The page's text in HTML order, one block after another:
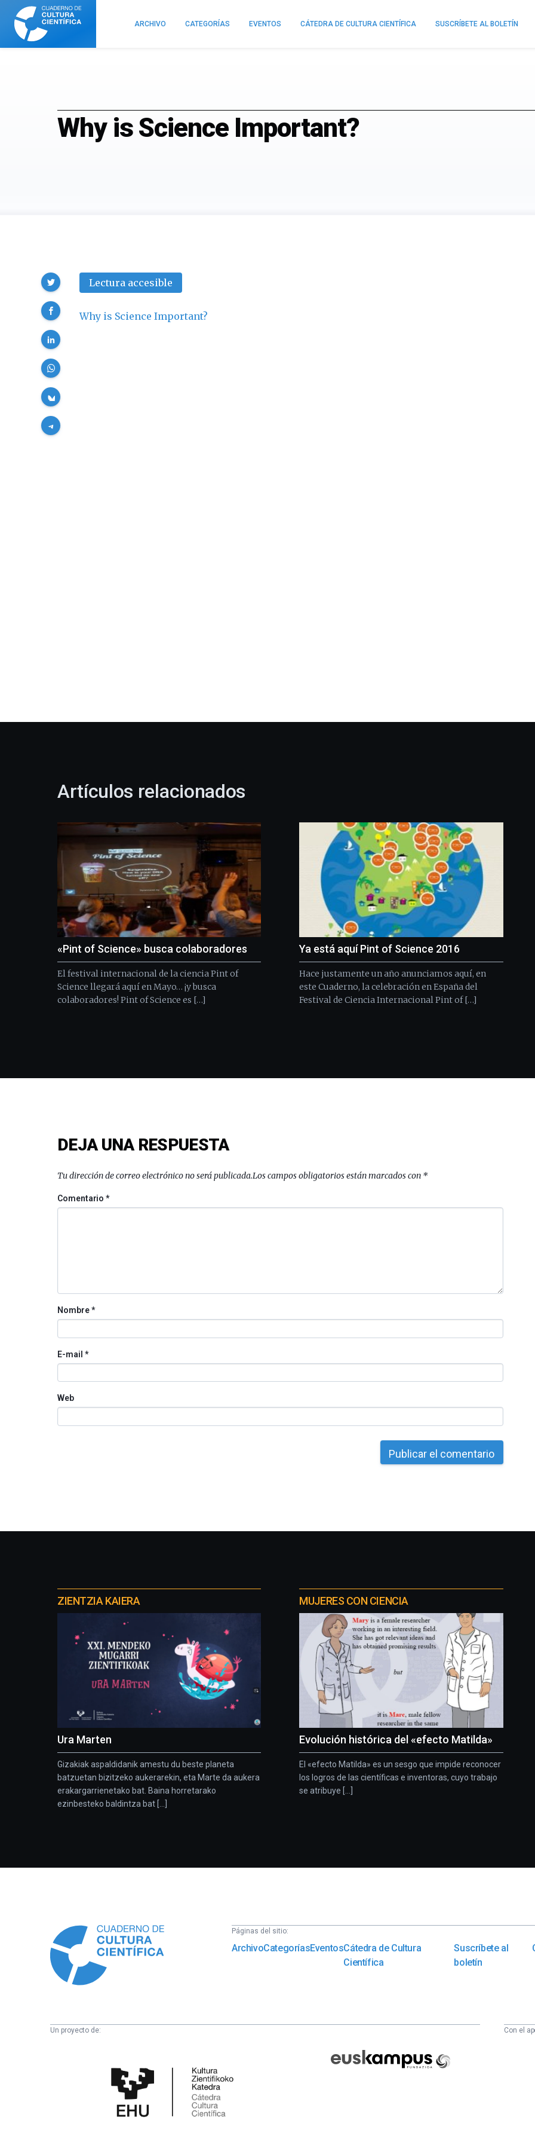
Cuaderno
Cultura
Científica
ARCHIVO CATEGORÍAS EVENTOS CÁTEDRA DE CULTURA CIENTÍFICA SUSCRÍBETE AL BOLETÍN
Why is Science Important?
Lectura accesible
Why is Science Important?
Compartir
Artículos relacionados
«Pint of Science» busca colaboradores
El festival internacional de la ciencia Pint of
Science llegará aquí en Mayo… ¡y busca
colaboradores! Pint of Science es […]
Ya está aquí Pint of Science 2016
Hace justamente un año anunciamos aquí, en
este Cuaderno, la celebración en España del
Festival de Ciencia Internacional Pint of […]
DEJA UNA RESPUESTA
Tu dirección de correo electrónico no será publicada.Los campos obligatorios están marcados con *
Comentario*
Nombre*
E-mail *
Web
proyectos
ZIENTZIA KAIERA
Ura Marten
Gizakiak aspaldidanik amestu du beste planeta
batzuetan bizitzeko aukerarekin, eta Marte da aukera
erakargarrienetako bat. Baina horretarako
ezinbesteko baldintza bat [...]
MUJERES CON CIENCIA
Evolución histórica del «efecto Matilda»
El «efecto Matilda» es un sesgo que impide reconocer
los logros de las científicas e inventoras, cuyo trabajo
se atribuye [...]
Páginas del sitio:
ArchivoCategoríasEventosCátedra de Cultura
Científica
Suscríbete al
boletín
Un proyecto de:
Científica
Fundazioa
Con el